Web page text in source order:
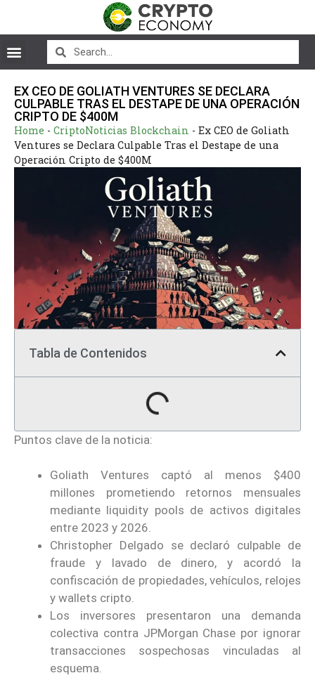
EX CEO DE GOLIATH VENTURES SE DECLARA
CULPABLE TRAS EL DESTAPE DE UNA OPERACIÓN
CRIPTO DE $400M
Home - CriptoNoticias Blockchain - Ex CEO de Goliath
Ventures se Declara Culpable Tras el Destape de una
Operación Cripto de $400M
Tabla de Contenidos
Puntos clave de la noticia:
Goliath Ventures captó al menos $400
millones prometiendo retornos mensuales
mediante liquidity pools de activos digitales
entre 2023 y 2026.
Christopher Delgado se declaró culpable de
fraude y lavado de dinero, y acordó la
confiscación de propiedades, vehículos, relojes
y wallets cripto.
Los inversores presentaron una demanda
colectiva contra JPMorgan Chase por ignorar
transacciones sospechosas vinculadas al
esquema.